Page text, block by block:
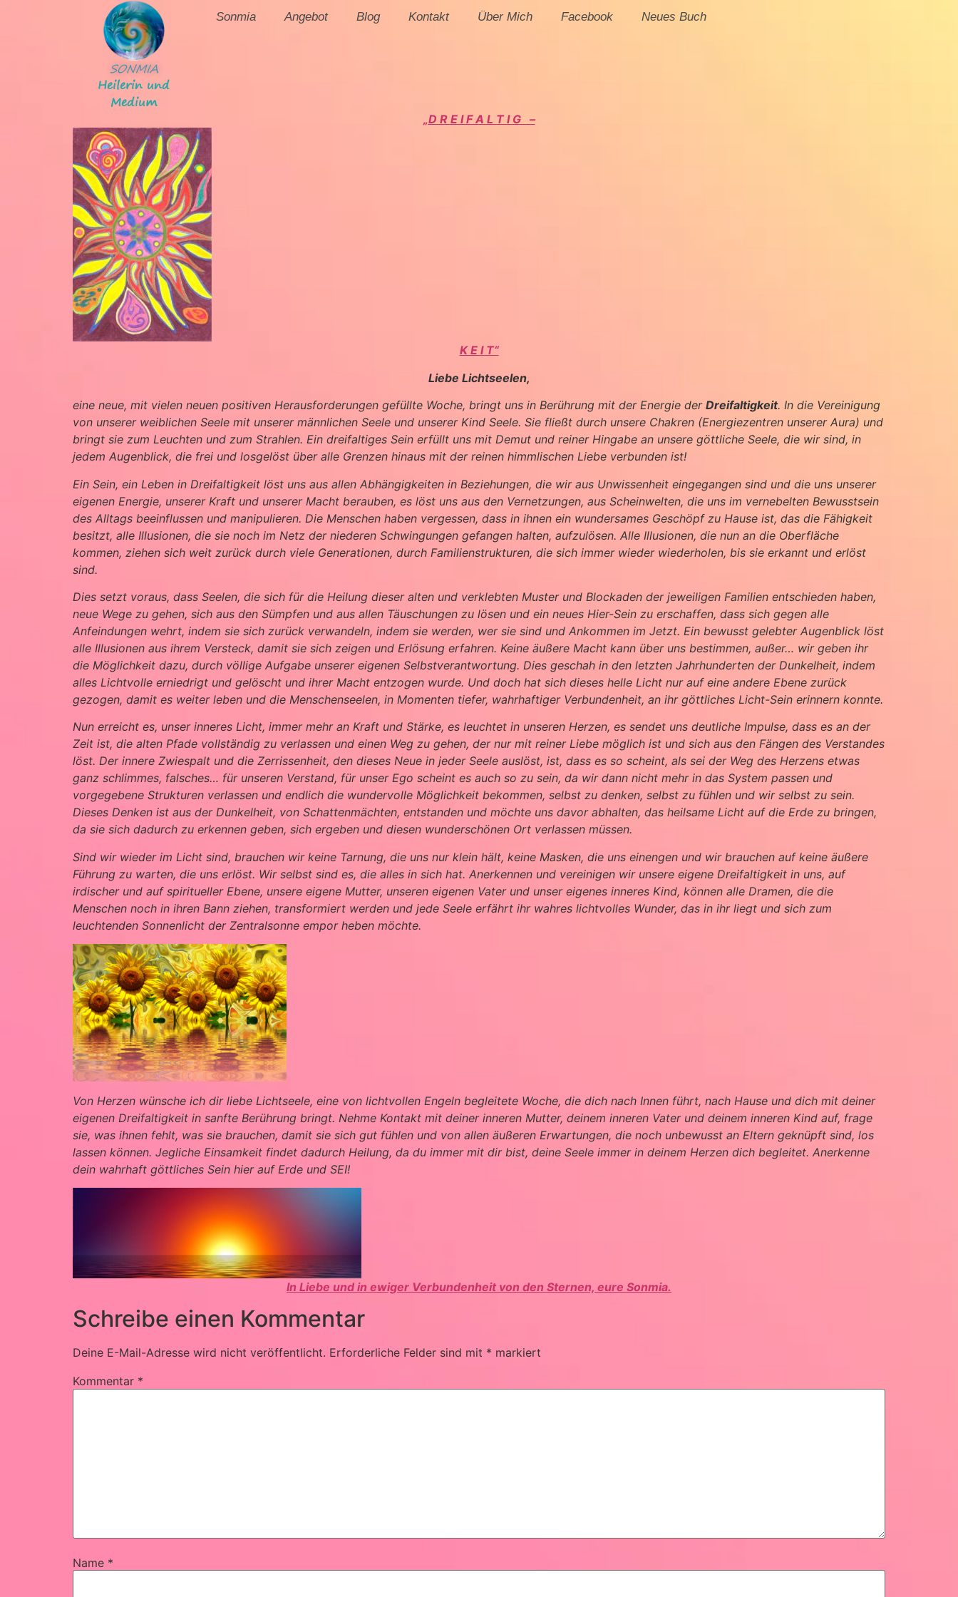
SONMIA
Heilerin und
Medium
Sonmia Angebot Blog Kontakt Über Mich Facebook Neues Buch
„D R E I F A L T I G –
K E I T“
Liebe Lichtseelen,
eine neue, mit vielen neuen positiven Herausforderungen gefüllte Woche, bringt uns in Berührung mit der Energie der Dreifaltigkeit. In die Vereinigung
von unserer weiblichen Seele mit unserer männlichen Seele und unserer Kind Seele. Sie fließt durch unsere Chakren (Energiezentren unserer Aura) und
bringt sie zum Leuchten und zum Strahlen. Ein dreifaltiges Sein erfüllt uns mit Demut und reiner Hingabe an unsere göttliche Seele, die wir sind, in
jedem Augenblick, die frei und losgelöst über alle Grenzen hinaus mit der reinen himmlischen Liebe verbunden ist!
Ein Sein, ein Leben in Dreifaltigkeit löst uns aus allen Abhängigkeiten in Beziehungen, die wir aus Unwissenheit eingegangen sind und die uns unserer
eigenen Energie, unserer Kraft und unserer Macht berauben, es löst uns aus den Vernetzungen, aus Scheinwelten, die uns im vernebelten Bewusstsein
des Alltags beeinflussen und manipulieren. Die Menschen haben vergessen, dass in ihnen ein wundersames Geschöpf zu Hause ist, das die Fähigkeit
besitzt, alle Illusionen, die sie noch im Netz der niederen Schwingungen gefangen halten, aufzulösen. Alle Illusionen, die nun an die Oberfläche
kommen, ziehen sich weit zurück durch viele Generationen, durch Familienstrukturen, die sich immer wieder wiederholen, bis sie erkannt und erlöst
sind.
Dies setzt voraus, dass Seelen, die sich für die Heilung dieser alten und verklebten Muster und Blockaden der jeweiligen Familien entschieden haben,
neue Wege zu gehen, sich aus den Sümpfen und aus allen Täuschungen zu lösen und ein neues Hier-Sein zu erschaffen, dass sich gegen alle
Anfeindungen wehrt, indem sie sich zurück verwandeln, indem sie werden, wer sie sind und Ankommen im Jetzt. Ein bewusst gelebter Augenblick löst
alle Illusionen aus ihrem Versteck, damit sie sich zeigen und Erlösung erfahren. Keine äußere Macht kann über uns bestimmen, außer… wir geben ihr
die Möglichkeit dazu, durch völlige Aufgabe unserer eigenen Selbstverantwortung. Dies geschah in den letzten Jahrhunderten der Dunkelheit, indem
alles Lichtvolle erniedrigt und gelöscht und ihrer Macht entzogen wurde. Und doch hat sich dieses helle Licht nur auf eine andere Ebene zurück
gezogen, damit es weiter leben und die Menschenseelen, in Momenten tiefer, wahrhaftiger Verbundenheit, an ihr göttliches Licht-Sein erinnern konnte.
Nun erreicht es, unser inneres Licht, immer mehr an Kraft und Stärke, es leuchtet in unseren Herzen, es sendet uns deutliche Impulse, dass es an der
Zeit ist, die alten Pfade vollständig zu verlassen und einen Weg zu gehen, der nur mit reiner Liebe möglich ist und sich aus den Fängen des Verstandes
löst. Der innere Zwiespalt und die Zerrissenheit, den dieses Neue in jeder Seele auslöst, ist, dass es so scheint, als sei der Weg des Herzens etwas
ganz schlimmes, falsches… für unseren Verstand, für unser Ego scheint es auch so zu sein, da wir dann nicht mehr in das System passen und
vorgegebene Strukturen verlassen und endlich die wundervolle Möglichkeit bekommen, selbst zu denken, selbst zu fühlen und wir selbst zu sein.
Dieses Denken ist aus der Dunkelheit, von Schattenmächten, entstanden und möchte uns davor abhalten, das heilsame Licht auf die Erde zu bringen,
da sie sich dadurch zu erkennen geben, sich ergeben und diesen wunderschönen Ort verlassen müssen.
Sind wir wieder im Licht sind, brauchen wir keine Tarnung, die uns nur klein hält, keine Masken, die uns einengen und wir brauchen auf keine äußere
Führung zu warten, die uns erlöst. Wir selbst sind es, die alles in sich hat. Anerkennen und vereinigen wir unsere eigene Dreifaltigkeit in uns, auf
irdischer und auf spiritueller Ebene, unsere eigene Mutter, unseren eigenen Vater und unser eigenes inneres Kind, können alle Dramen, die die
Menschen noch in ihren Bann ziehen, transformiert werden und jede Seele erfährt ihr wahres lichtvolles Wunder, das in ihr liegt und sich zum
leuchtenden Sonnenlicht der Zentralsonne empor heben möchte.
Von Herzen wünsche ich dir liebe Lichtseele, eine von lichtvollen Engeln begleitete Woche, die dich nach Innen führt, nach Hause und dich mit deiner
eigenen Dreifaltigkeit in sanfte Berührung bringt. Nehme Kontakt mit deiner inneren Mutter, deinem inneren Vater und deinem inneren Kind auf, frage
sie, was ihnen fehlt, was sie brauchen, damit sie sich gut fühlen und von allen äußeren Erwartungen, die noch unbewusst an Eltern geknüpft sind, los
lassen können. Jegliche Einsamkeit findet dadurch Heilung, da du immer mit dir bist, deine Seele immer in deinem Herzen dich begleitet. Anerkenne
dein wahrhaft göttliches Sein hier auf Erde und SEI!
In Liebe und in ewiger Verbundenheit von den Sternen, eure Sonmia.
Schreibe einen Kommentar
Deine E-Mail-Adresse wird nicht veröffentlicht. Erforderliche Felder sind mit * markiert
Kommentar *
Name *